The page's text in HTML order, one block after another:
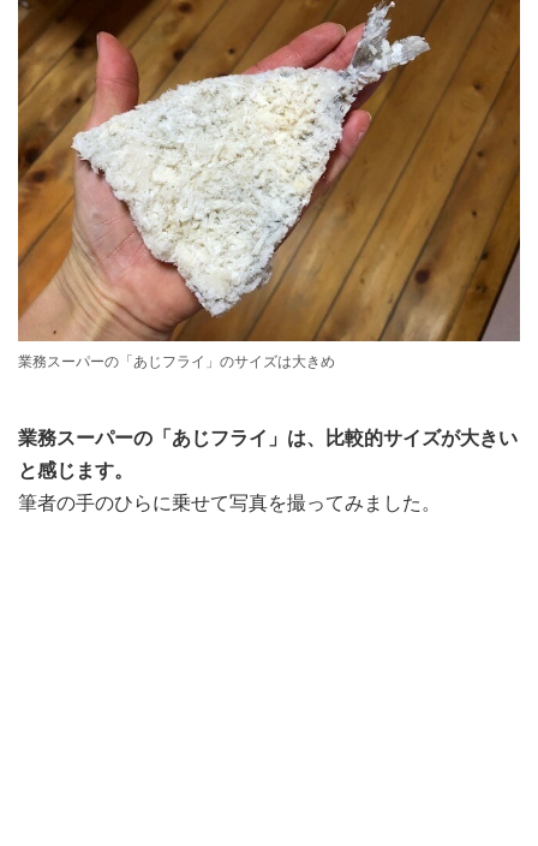
業務スーパーの「あじフライ」のサイズは大きめ
業務スーパーの「あじフライ」は、比較的サイズが大きい
と感じます。
筆者の手のひらに乗せて写真を撮ってみました。